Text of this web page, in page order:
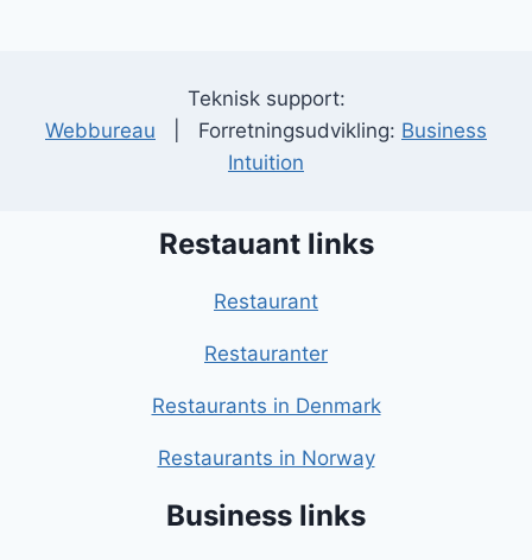
Teknisk support:
Webbureau | Forretningsudvikling: Business
Intuition
Restauant links
Restaurant
Restauranter
Restaurants in Denmark
Restaurants in Norway
Business links